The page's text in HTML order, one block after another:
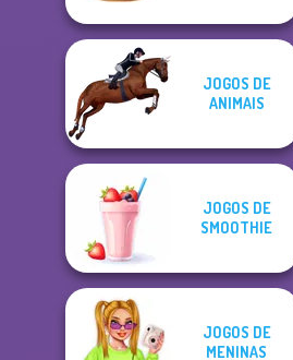
JOGOS DE
ANIMAIS
JOGOS DE
SMOOTHIE
JOGOS DE
MENINAS